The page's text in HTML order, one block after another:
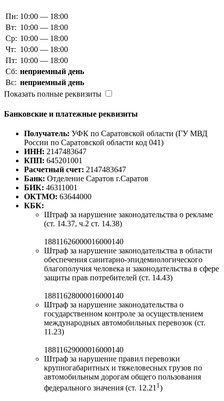
Пн: 10:00 — 18:00
Вт: 10:00 — 18:00
Ср: 10:00 — 18:00
Чт: 10:00 — 18:00
Пт: 10:00 — 18:00
Сб: неприемный день
Вс: неприемный день
Показать полные реквизиты
Банковские и платежные реквизиты
Получатель: УФК по Саратовской области (ГУ МВД
России по Саратовской области код 041)
ИНН: 2147483647
КПП: 645201001
Расчетный счет: 2147483647
Банк: Отделение Саратов г.Саратов
БИК: 46311001
ОКТМО: 63644000
КБК:
Штраф за нарушение законодательства о рекламе
(ст. 14.37, ч.2 ст. 14.38)
18811626000016000140
Штраф за нарушение законодательства в области
обеспечения санитарно-эпидемиологического
благополучия человека и законодательства в сфере
защиты прав потребителей (ст. 14.43)
18811628000016000140
Штраф за нарушение законодательства о
государственном контроле за осуществлением
международных автомобильных перевозок (ст.
11.23)
18811629000016000140
Штраф за нарушение правил перевозки
крупногабаритных и тяжеловесных грузов по
автомобильным дорогам общего пользования
федерального значения (ст. 12.21 1 )